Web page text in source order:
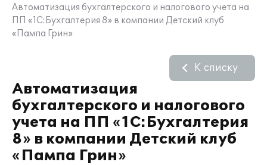
Автоматизация бухгалтерского и налогового учета на
ПП «1С:Бухгалтерия 8» в компании Детский клуб
«Пампа Грин»
Автоматизация
бухгалтерского и налогового
учета на ПП «1С:Бухгалтерия
8» в компании Детский клуб
«Пампа Грин»
К списку